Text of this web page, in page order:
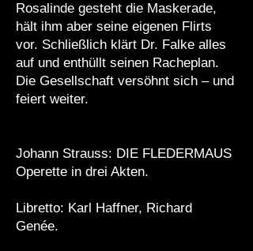
Rosalinde gesteht die Maskerade,
hält ihm aber seine eigenen Flirts
vor. Schließlich klärt Dr. Falke alles
auf und enthüllt seinen Racheplan.
Die Gesellschaft versöhnt sich – und
feiert weiter.​
Johann Strauss: DIE FLEDERMAUS
Operette in drei Akten.
Libretto: Karl Haffner, Richard
Genée.